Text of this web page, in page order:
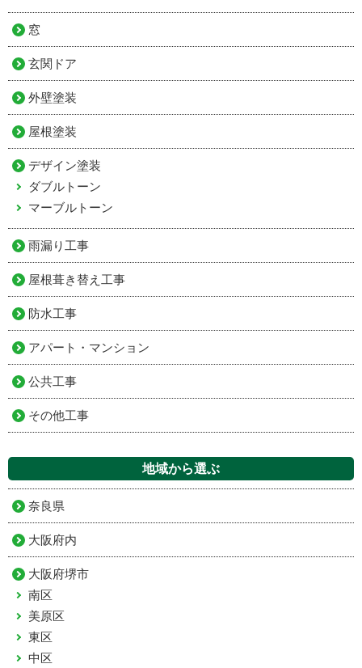
窓
玄関ドア
外壁塗装
屋根塗装
デザイン塗装
ダブルトーン
マーブルトーン
雨漏り工事
屋根葺き替え工事
防水工事
アパート・マンション
公共工事
その他工事
地域から選ぶ
奈良県
大阪府内
大阪府堺市
南区
美原区
東区
中区